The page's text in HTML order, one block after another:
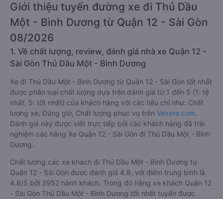
Giới thiệu tuyến đường xe đi Thủ Dầu
Một - Bình Dương từ Quận 12 - Sài Gòn
08/2026
1. Về chất lượng, review, đánh giá nhà xe Quận 12 -
Sài Gòn Thủ Dầu Một - Bình Dương
Xe đi Thủ Dầu Một - Bình Dương từ Quận 12 - Sài Gòn tốt nhất
được phân loại chất lượng dựa trên đánh giá từ 1 đến 5 (1: tệ
nhất, 5: tốt nhất) của khách hàng với các tiêu chí như: Chất
lượng xe, Đúng giờ, Chất lượng phục vụ trên Vexere.com.
Đánh giá này được viết trực tiếp bởi các khách hàng đã trải
nghiệm các hãng Xe Quận 12 - Sài Gòn đi Thủ Dầu Một - Bình
Dương.
Chất lượng các xe khách đi Thủ Dầu Một - Bình Dương từ
Quận 12 - Sài Gòn được đánh giá 4.8, với điểm trung bình là
4.8/5 bởi 3952 hành khách. Trong đó hãng xe khách Quận 12
- Sài Gòn Thủ Dầu Một - Bình Dương tốt nhất tuyến được